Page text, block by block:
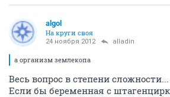
algol
На круги своя
24 ноября 2012 alladin
а организм землекопа
Весь вопрос в степени сложности...
Если бы беременная с